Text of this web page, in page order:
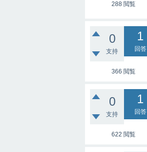
288 閲覧
0
支持
1
回答
366 閲覧
0
支持
1
回答
622 閲覧